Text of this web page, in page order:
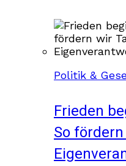
Politik &
Frieden
So